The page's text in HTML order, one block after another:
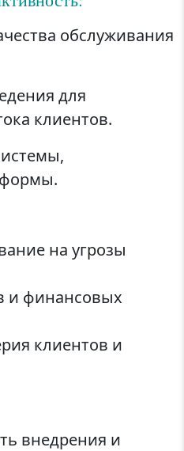
обслуживания
для
клиентов.
на угрозы
и финансовых
клиентов и
внедрения и